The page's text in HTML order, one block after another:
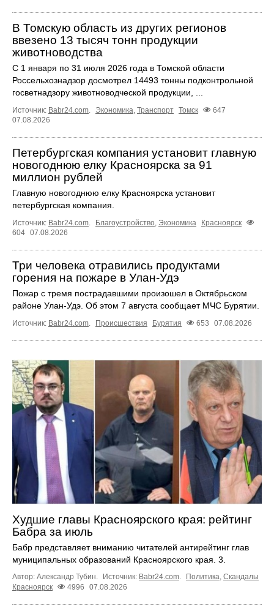
В Томскую область из других регионов
ввезено 13 тысяч тонн продукции
животноводства
С 1 января по 31 июля 2026 года в Томской области
Россельхознадзор досмотрел 14493 тонны подконтрольной
госветнадзору животноводческой продукции, ...
Источник: Babr24.com. Экономика, Транспорт Томск
647
07.08.2026
Петербургская компания установит главную
новогоднюю елку Красноярска за 91
миллион рублей
Главную новогоднюю елку Красноярска установит
петербургская компания.
Источник: Babr24.com. Благоустройство, Экономика
Красноярск
604 07.08.2026
Три человека отравились продуктами
горения на пожаре в Улан-Удэ
Пожар с тремя пострадавшими произошел в Октябрьском
районе Улан-Удэ. Об этом 7 августа сообщает МЧС Бурятии.
Источник: Babr24.com. Происшествия Бурятия 653 07.08.2026
Худшие главы Красноярского края: рейтинг
Бабра за июль
Бабр представляет вниманию читателей антирейтинг глав
муниципальных образований Красноярского края. 3.
Автор: Александр Тубин. Источник: Babr24.com. Политика, Скандалы
Красноярск
4996 07.08.2026